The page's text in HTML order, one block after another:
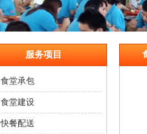
服务项目
食堂承包
食堂建设
快餐配送